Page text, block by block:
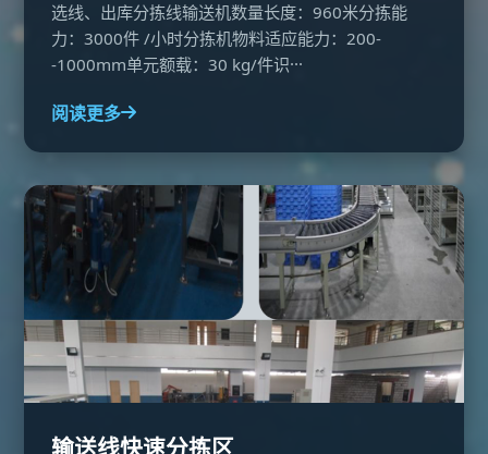
选线、出库分拣线输送机数量长度：960米分拣能
力：3000件 /小时分拣机物料适应能力：200-
-1000mm单元额载：30 kg/件识···
阅读更多
输送线快速分拣区